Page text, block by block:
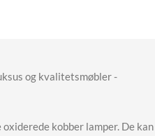
og kvalitetsmøbler -
kobber lamper. De kan